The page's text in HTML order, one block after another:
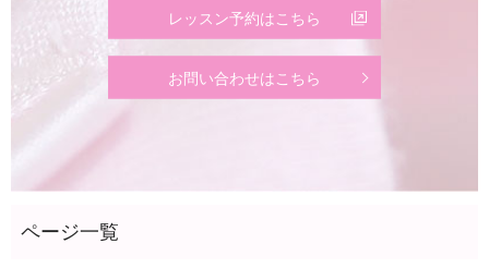
レッスン予約はこちら
お問い合わせはこちら